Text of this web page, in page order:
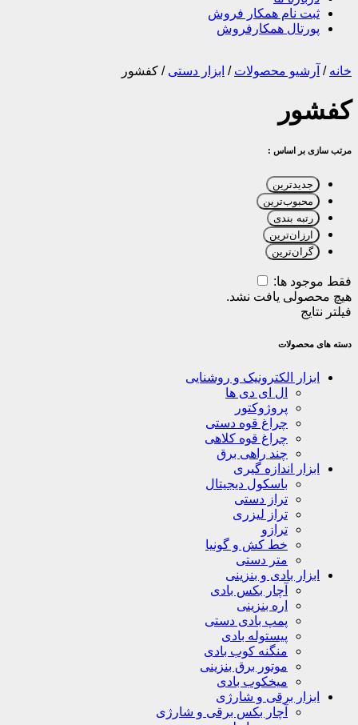
ثبت نام همکار فروش
پورتال همکارفروش
خانه / آرشیو محصولات / ابزار دستی / کفشور
کفشور
مرتب سازی بر اساس :
جدیدترین
محبوب‌ترین
رتبه بندی
ارزان‌ترین
گران‌ترین
فقط موجود ها:
هیچ محصولی یافت نشد.
فیلتر نتایج
دسته های محصولات
ابزار الکترونیک و روشنایی
ال ای دی ها
پروژوکتور
چراغ قوه دستی
چراغ قوه کلاهی
چند راهی برق
ابزار اندازه گیری
باسکول دیجیتال
تراز دستی
تراز لیزری
ترازو
خط کش و گونیا
متر دستی
ابزار بادی و بنزینی
آچار بکس بادی
اره بنزینی
پمپ بادی دستی
پیستوله بادی
منگنه کوب بادی
موتور برق بنزینی
میخکوب بادی
ابزار برقی و شارژی
آچار بکس برقی و شارژی